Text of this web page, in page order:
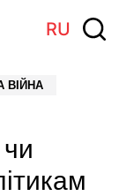
RU
ВІЙНА